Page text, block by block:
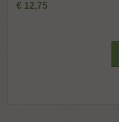
€ 12,75